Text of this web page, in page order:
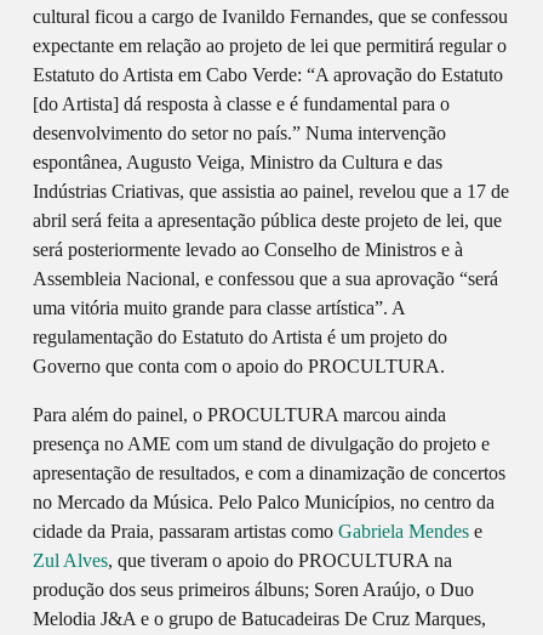
cultural ficou a cargo de Ivanildo Fernandes, que se confessou
expectante em relação ao projeto de lei que permitirá regular o
Estatuto do Artista em Cabo Verde: “A aprovação do Estatuto
[do Artista] dá resposta à classe e é fundamental para o
desenvolvimento do setor no país.” Numa intervenção
espontânea, Augusto Veiga, Ministro da Cultura e das
Indústrias Criativas, que assistia ao painel, revelou que a 17 de
abril será feita a apresentação pública deste projeto de lei, que
será posteriormente levado ao Conselho de Ministros e à
Assembleia Nacional, e confessou que a sua aprovação “será
uma vitória muito grande para classe artística”. A
regulamentação do Estatuto do Artista é um projeto do
Governo que conta com o apoio do PROCULTURA.
Para além do painel, o PROCULTURA marcou ainda
presença no AME com um stand de divulgação do projeto e
apresentação de resultados, e com a dinamização de concertos
no Mercado da Música. Pelo Palco Municípios, no centro da
cidade da Praia, passaram artistas como Gabriela Mendese
Zul Alves, que tiveram o apoio do PROCULTURA na
produção dos seus primeiros álbuns; Soren Araújo, o Duo
Melodia J&A e o grupo de Batucadeiras De Cruz Marques,